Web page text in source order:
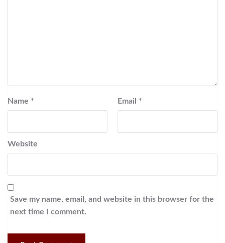
Name * Email *
Website
Save my name, email, and website in this browser for the
next time I comment.